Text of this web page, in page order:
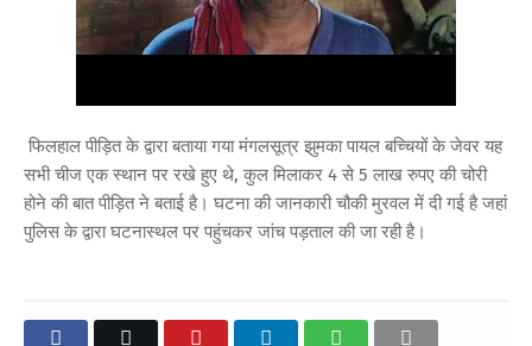
फिलहाल पीड़ित के द्वारा बताया गया मंगलसूत्र झुमका पायल बच्चियों के जेवर यह
सभी चीज एक स्थान पर रखे हुए थे, कुल मिलाकर 4 से 5 लाख रुपए की चोरी
होने की बात पीड़ित ने बताई है। घटना की जानकारी चौकी मुरवल में दी गई है जहां
पुलिस के द्वारा घटनास्थल पर पहुंचकर जांच पड़ताल की जा रही है।